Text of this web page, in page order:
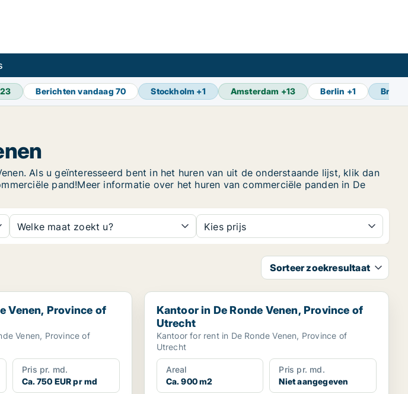
Berichten vandaag70 Stockholm +1 Amsterdam +13 Berlin +1
Als u geïnteresseerd bent in het huren van uit de onderstaande lijst, klik dan
pand!Meer informatie over het huren van commerciële panden in De
Welke maat zoekt u? Kies prijs
Sorteer zoekresultaat
Province of Utrecht
Venen, Province of
Venen, Province of
Pris pr. md.
Ca. 750 EUR pr md
Kantoor in De Ronde Venen, Province of Utrecht
Kantoor in De Ronde Venen, Province of
Utrecht
Kantoor for rent in De Ronde Venen, Province of
Utrecht
Areal
Ca. 900 m2
Pris pr. md.
Niet aangegeven